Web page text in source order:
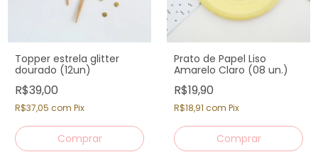
Topper estrela glitter
dourado (12un)
R$39,00
R$37,05 com Pix
Prato de Papel Liso
Amarelo Claro (08 un.)
R$19,90
R$18,91 com Pix